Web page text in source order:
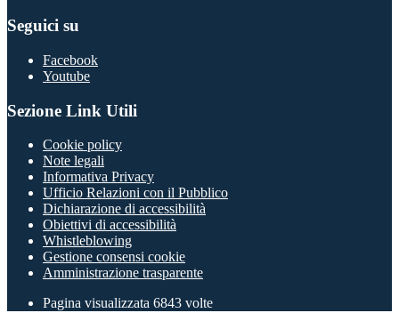
Seguici su
Facebook
Youtube
Sezione Link Utili
Cookie policy
Note legali
Informativa Privacy
Ufficio Relazioni con il Pubblico
Dichiarazione di accessibilità
Obiettivi di accessibilità
Whistleblowing
Gestione consensi cookie
Amministrazione trasparente
Pagina visualizzata 6843 volte